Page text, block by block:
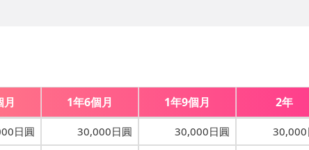
月 1年6個月 1年9個月 2年
日圓 30,000日圓 30,000日圓
30,000